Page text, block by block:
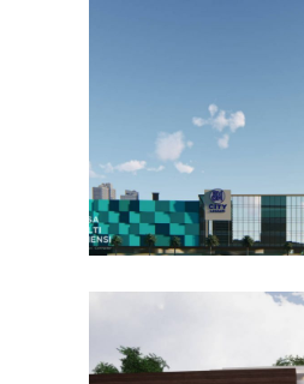
Desain DNB
Cilandak Jakarta
Desain Rumah
Lippo Karawaci